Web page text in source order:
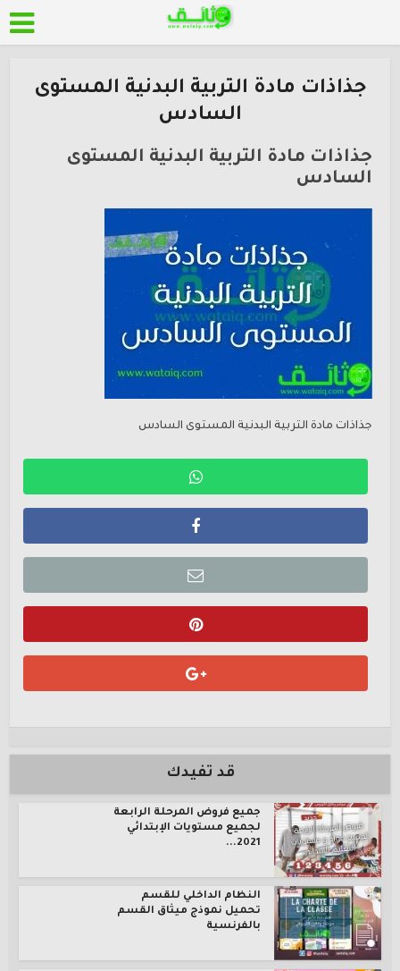
جذاذات مادة التربية البدنية المستوى
السادس
جذاذات مادة التربية البدنية المستوى
السادس
جذاذات مادة التربية البدنية المستوى السادس
قد تفيدك
جميع فروض المرحلة الرابعة
لجميع مستويات الإبتدائي
2021...
النظام الداخلي للقسم
تحميل نموذج ميثاق القسم
بالفرنسية